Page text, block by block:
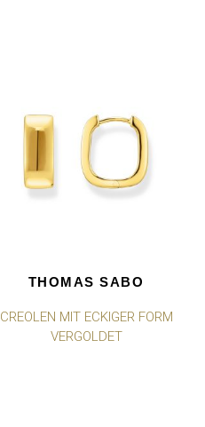
THOMAS SABO
CREOLEN MIT ECKIGER FORM
VERGOLDET